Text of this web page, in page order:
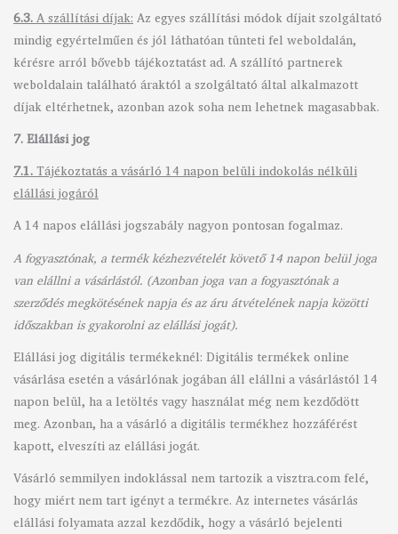
6.3.A szállítási díjak: Az egyes szállítási módok díjait szolgáltató
mindig egyértelműen és jól láthatóan tünteti fel weboldalán,
kérésre arról bővebb tájékoztatást ad. A szállító partnerek
weboldalain található áraktól a szolgáltató által alkalmazott
díjak eltérhetnek, azonban azok soha nem lehetnek magasabbak.
7. Elállási jog
7.1.Tájékoztatás a vásárló 14 napon belüli indokolás nélküli
elállási jogáról
A 14 napos elállási jogszabály nagyon pontosan fogalmaz.
A fogyasztónak, a termék kézhezvételét követő 14 napon belül joga
van elállni a vásárlástól. (Azonban joga van a fogyasztónak a
szerződés megkötésének napja és az áru átvételének napja közötti
időszakban is gyakorolni az elállási jogát).
Elállási jog digitális termékeknél: Digitális termékek online
vásárlása esetén a vásárlónak jogában áll elállni a vásárlástól 14
napon belül, ha a letöltés vagy használat még nem kezdődött
meg. Azonban, ha a vásárló a digitális termékhez hozzáférést
kapott, elveszíti az elállási jogát.
Vásárló semmilyen indoklással nem tartozik a visztra.com felé,
hogy miért nem tart igényt a termékre. Az internetes vásárlás
elállási folyamata azzal kezdődik, hogy a vásárló bejelenti